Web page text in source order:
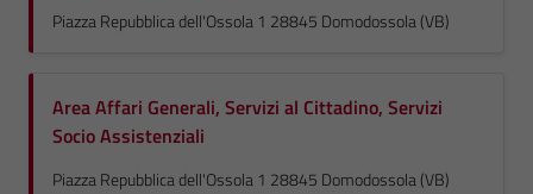
Piazza Repubblica dell'Ossola 1 28845 Domodossola (VB)
Area Affari Generali, Servizi al Cittadino, Servizi
Socio Assistenziali
Piazza Repubblica dell'Ossola 1 28845 Domodossola (VB)